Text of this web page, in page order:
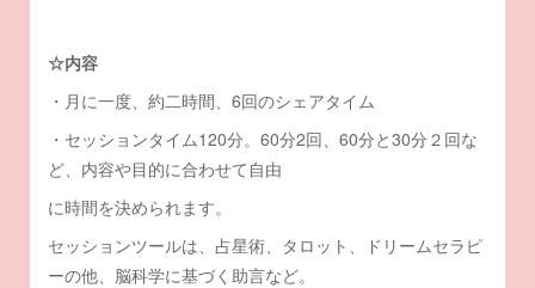
☆内容
・月に一度、約二時間、6回のシェアタイム
・セッションタイム120分。60分2回、60分と30分２回な
ど、内容や目的に合わせて自由
に時間を決められます。
セッションツールは、占星術、タロット、ドリームセラピ
ーの他、脳科学に基づく助言など。